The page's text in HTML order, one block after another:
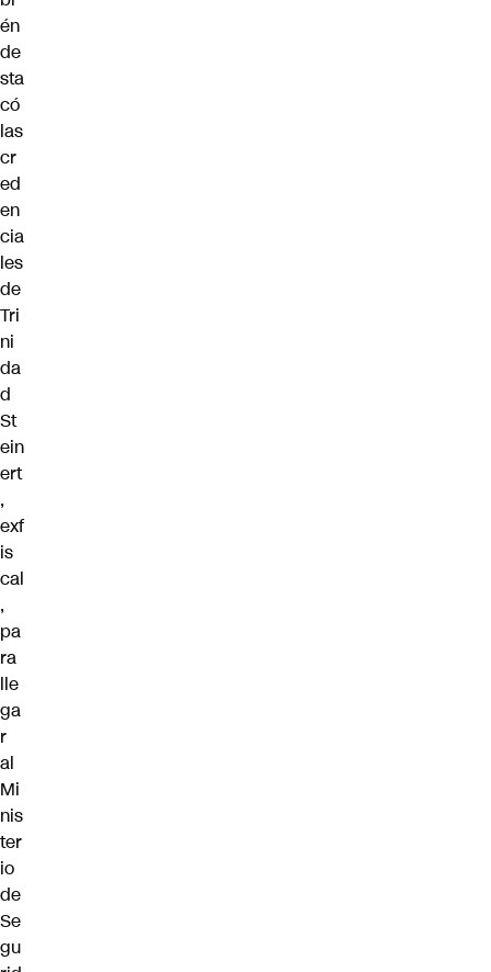
én
de
sta
có
las
cr
ed
en
cia
les
de
Tri
ni
da
d
St
ein
ert
,
exf
is
cal
,
pa
ra
lle
ga
r
al
Mi
nis
ter
io
de
Se
gu